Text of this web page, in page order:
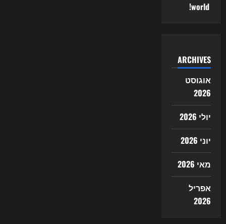
world!
ARCHIVES
אוגוסט
2026
יולי 2026
יוני 2026
מאי 2026
אפריל
2026